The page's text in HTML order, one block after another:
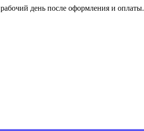
день после оформления и оплаты.